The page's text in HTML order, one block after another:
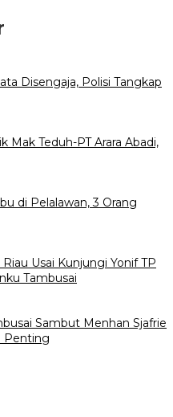
Disengaja, Polisi Tangkap
Mak Teduh-PT Arara Abadi,
di Pelalawan, 3 Orang
Usai Kunjungi Yonif TP
Tambusai
Sambut Menhan Sjafrie
Penting